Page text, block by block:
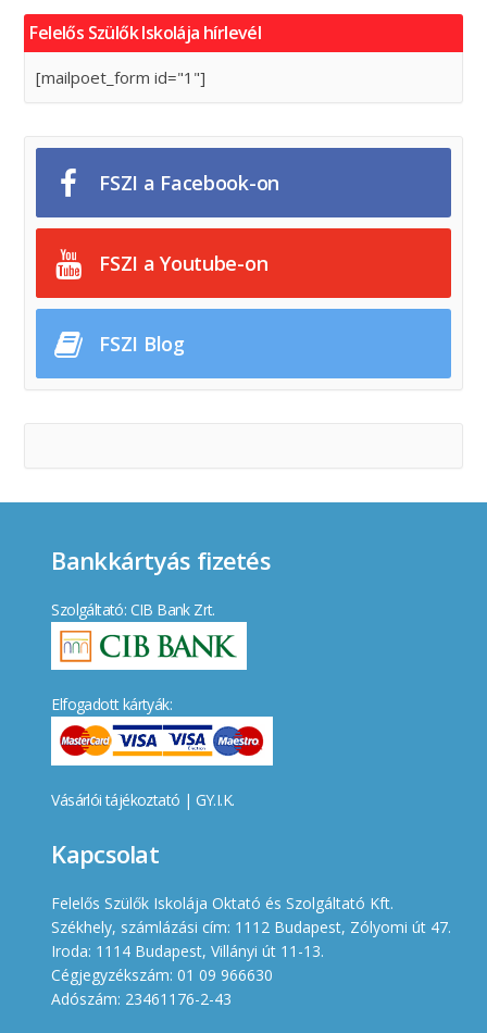
Felelős Szülők Iskolája hírlevél
[mailpoet_form id="1"]
FSZI a Facebook-on
FSZI a Youtube-on
FSZI Blog
Bankkártyás fizetés
Szolgáltató: CIB Bank Zrt.
Elfogadott kártyák:
Vásárlói tájékoztató | GY.I.K.
Kapcsolat
Felelős Szülők Iskolája Oktató és Szolgáltató Kft.
Székhely, számlázási cím: 1112 Budapest, Zólyomi út 47.
Iroda: 1114 Budapest, Villányi út 11-13.
Cégjegyzékszám: 01 09 966630
Adószám: 23461176-2-43